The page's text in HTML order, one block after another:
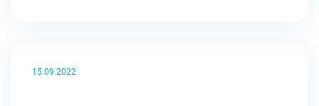
15.09.2022